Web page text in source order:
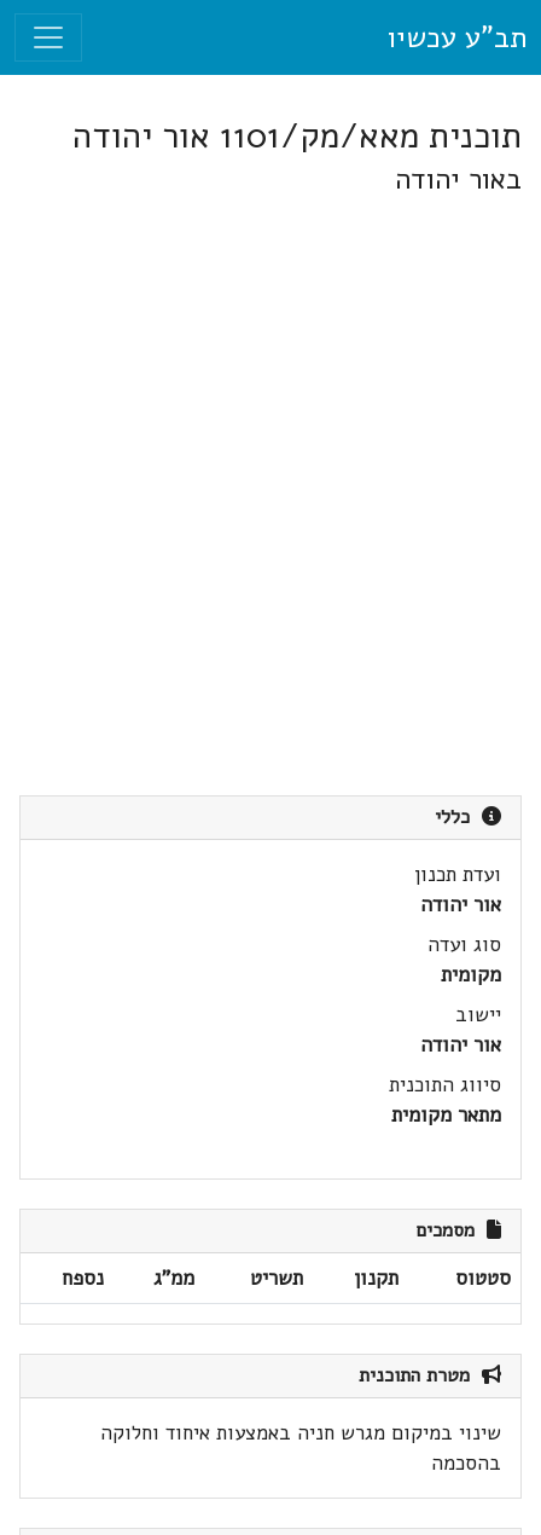
תב"ע עכשיו
תוכנית מאא/מק/1101 אור יהודה
באור יהודה
כללי
ועדת תכנון
אור יהודה
סוג ועדה
מקומית
יישוב
אור יהודה
סיווג התוכנית
מתאר מקומית
מסמכים
סטטוס תקנון תשריט ממ"ג נספח
מטרת התוכנית
שינוי במיקום מגרש חניה באמצעות איחוד וחלוקה
בהסכמה